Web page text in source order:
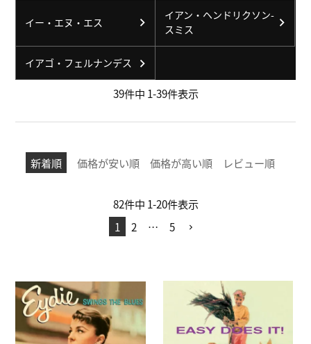
イー・エヌ・エス
イアン・ヘンドリクソン-
スミス
イアゴ・フェルナンデス
39件中 1-39件表示
新着順 価格が安い順 価格が高い順 レビュー順
82件中 1-20件表示
1
2 … 5